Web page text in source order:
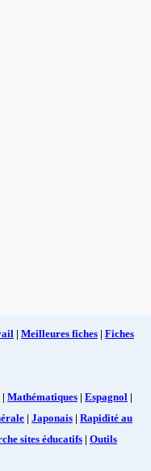
| Meilleures fiches | Fiches
| Mathématiques | Espagnol |
| Japonais | Rapidité au
sites éducatifs | Outils